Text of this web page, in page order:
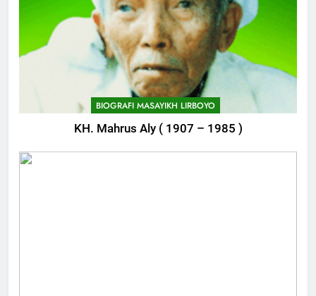
BIOGRAFI MASAYIKH LIRBOYO
KH. Mahrus Aly ( 1907 – 1985 )